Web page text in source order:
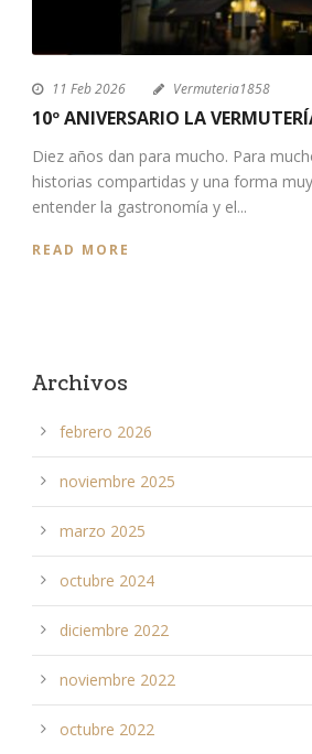
11 Feb 2026 Vermuteria1858
10º ANIVERSARIO LA
Diez años dan para mucho. Para
historias compartidas y una forma
entender la gastronomía y el...
READ MORE
Archivos
febrero 2026
noviembre 2025
marzo 2025
octubre 2024
diciembre 2022
noviembre 2022
octubre 2022